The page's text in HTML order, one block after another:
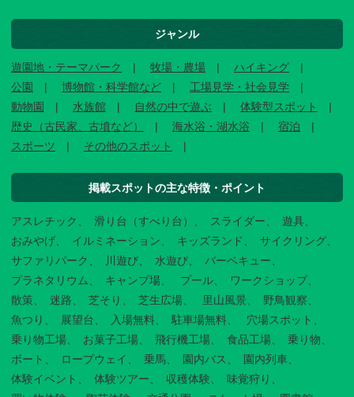
ジャンル
遊園地・テーマパーク 牧場・農場
ハイキング
公園
博物館・科学館など
工場見学・社会見学
動物園
水族館 自然の中で遊ぶ
体験型スポット
歴史（古民家、古墳など）
海水浴・湖水浴
宿泊
スポーツ
その他のスポット
掲載スポットの主な特徴・ポイント
アスレチック 滑り台（すべり台） スライダー
遊具
おみやげ
イルミネーション キッズランド
サイクリング
サファリパーク
川遊び 水遊び
バーベキュー
プラネタリウム
キャンプ場 プール
ワークショップ
散策
迷路 芝そり 芝生広場 里山風景
野鳥観察
魚つり
展望台 入場無料 駐車場無料
穴場スポット
乗り物工場
お菓子工場 飛行機工場 食品工場
乗り物
ボート
ロープウェイ 乗馬 園内バス
園内列車
体験イベント
体験ツアー 収穫体験
味覚狩り